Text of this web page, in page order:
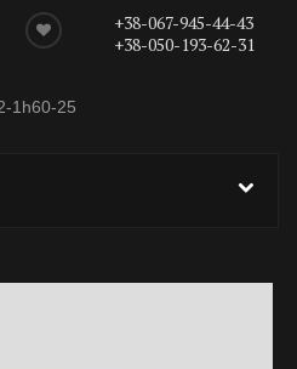
+38-067-945-44-43
+38-050-193-62-31
1h60-25